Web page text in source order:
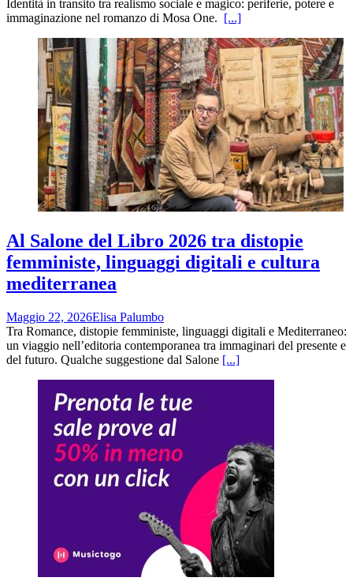
Identità in transito tra realismo sociale e magico: periferie, potere e
immaginazione nel romanzo di Mosa One. [...]
Al Salone del Libro 2026 tra distopie
femministe, linguaggi digitali e cultura
mediterranea
Maggio 22, 2026Elisa Palumbo
Tra Romance, distopie femministe, linguaggi digitali e Mediterraneo:
un viaggio nell’editoria contemporanea tra immaginari del presente e
del futuro. Qualche suggestione dal Salone [...]